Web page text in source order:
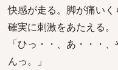
快感が走る。脚が痛い
確実に刺激をあたえる。
「ひっ・・、あ・・・
んっ。」